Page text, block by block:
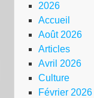
2026
Accueil
Août 2026
Articles
Avril 2026
Culture
Février 2026